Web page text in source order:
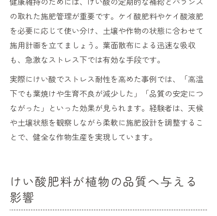
の取れた施肥管理が重要です。ケイ酸肥料やケイ酸液肥
を必要に応じて使い分け、土壌や作物の状態に合わせて
施用計画を立てましょう。葉面散布による迅速な吸収
も、急激なストレス下では有効な手段です。
実際にけい酸でストレス耐性を高めた事例では、「高温
下でも葉焼けや生育不良が減少した」「品質の安定につ
ながった」といった効果が見られます。経験者は、天候
や土壌状態を観察しながら柔軟に施肥設計を調整するこ
とで、健全な作物生産を実現しています。
けい酸肥料が植物の品質へ与える
影響